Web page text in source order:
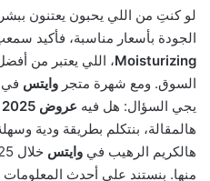
لو كنتِ من اللي يحبون يعتنون
الجودة بأسعار مناسبة، فأكيد
Moisturizing، اللي يعتبر من
السوق. ومع شهرة متجر وايتس في
يجي السؤال: هل فيه عروض 2025
هالمقالة، بنتكلم بطريقة ودية
هالكريم الرهيب في وايتس